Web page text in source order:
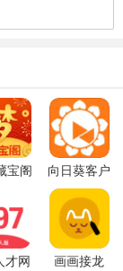
宝阁
向日葵客户
端手机版
才网
画画接龙